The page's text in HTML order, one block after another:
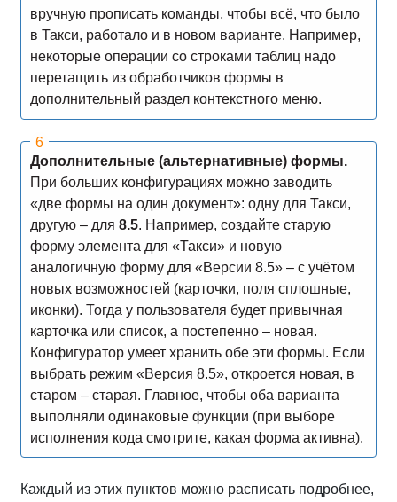
вручную прописать команды, чтобы всё, что было
в Такси, работало и в новом варианте. Например,
некоторые операции со строками таблиц надо
перетащить из обработчиков формы в
дополнительный раздел контекстного меню.
Дополнительные (альтернативные) формы.
При больших конфигурациях можно заводить
«две формы на один документ»: одну для Такси,
другую – для 8.5. Например, создайте старую
форму элемента для «Такси» и новую
аналогичную форму для «Версии 8.5» – с учётом
новых возможностей (карточки, поля сплошные,
иконки). Тогда у пользователя будет привычная
карточка или список, а постепенно – новая.
Конфигуратор умеет хранить обе эти формы. Если
выбрать режим «Версия 8.5», откроется новая, в
старом – старая. Главное, чтобы оба варианта
выполняли одинаковые функции (при выборе
исполнения кода смотрите, какая форма активна).
Каждый из этих пунктов можно расписать подробнее,